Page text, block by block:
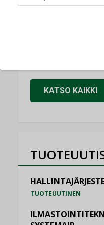
KATSO KAIKKI
TUOTEUUTINEN